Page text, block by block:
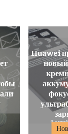
Huawei
9